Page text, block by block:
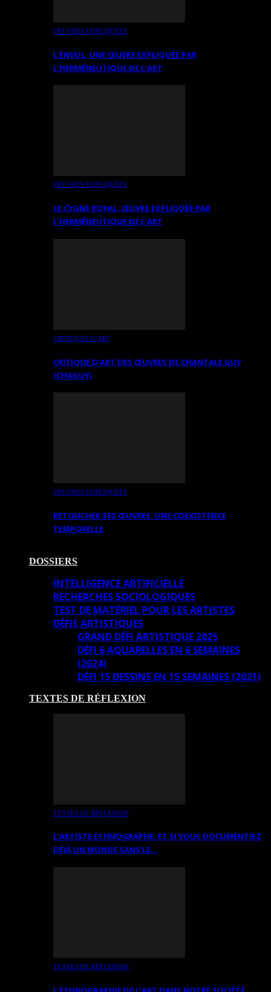
OEUVRES EXPLIQUÉES
L’ENVOL, UNE ŒUVRE EXPLIQUÉE PAR
L’HERMÉNEUTIQUE DE L’ART
OEUVRES EXPLIQUÉES
LE CYGNE ROYAL. ŒUVRE EXPLIQUÉE PAR
L’HERMÉNEUTIQUE DE L’ART
CRITIQUES D’ART
CRITIQUE D’ART DES ŒUVRES DE CHANTALE GUY
(CHAGUY)
OEUVRES EXPLIQUÉES
RETOUCHER SES ŒUVRES. UNE COEXISTENCE
TEMPORELLE
DOSSIERS
INTELLIGENCE ARTIFICIELLE
RECHERCHES SOCIOLOGIQUES
TEST DE MATÉRIEL POUR LES ARTISTES
DÉFIS ARTISTIQUES
GRAND DÉFI ARTISTIQUE 2025
DÉFI 6 AQUARELLES EN 6 SEMAINES
(2024)
DÉFI 15 DESSINS EN 15 SEMAINES (2021)
TEXTES DE RÉFLEXION
TEXTES DE RÉFLEXION
L’ARTISTE ETHNOGRAPHE: ET SI VOUS DOCUMENTIEZ
DÉJÀ UN MONDE SANS LE…
TEXTES DE RÉFLEXION